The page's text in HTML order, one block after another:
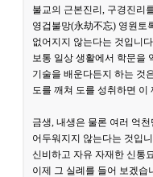
불교의 근본진리, 구경진리
영겁불망(永劫不忘) 영원토
없어지지 않는다는 것입니
보통 일상 생활에서 학문을
기술을 배운다든지 하는 것
도를 깨쳐 도를 성취하면
금생, 내생은 물론 여러 억
어두워지지 않는다는 것입
신비하고 자유 자재한 신통
이제 그 실례를 들어 보겠습